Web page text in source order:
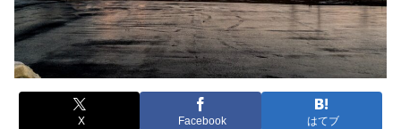
X Facebook はてブ